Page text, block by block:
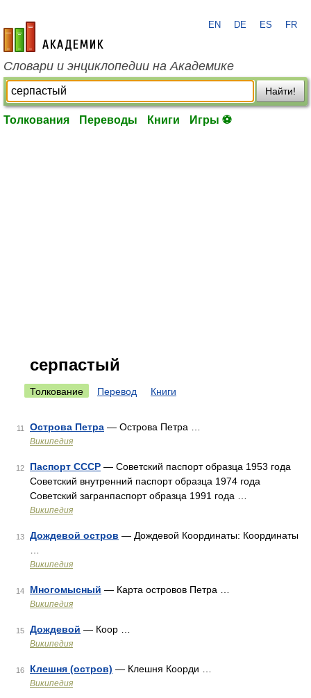
academic.ru
EN DE ES FR
Словари и энциклопедии на Академике
Найти!
Толкования Переводы Книги Игры ⚽
серпастый
Толкование Перевод Книги
11 Острова Петра — Острова Петра …
Википедия
12 Паспорт СССР — Советский паспорт образца 1953 года
Советский внутренний паспорт образца 1974 года
Советский загранпаспорт образца 1991 года …
Википедия
13 Дождевой остров — Дождевой Координаты: Координаты
Википедия
14 Многомысный — Карта островов Петра …
Википедия
15 Дождевой — Коор …
Википедия
16 Клешня (остров) — Клешня Коорди …
Википедия